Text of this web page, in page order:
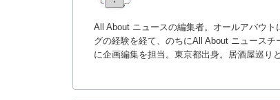
All About ニュースの編集者。オールアバウ
グの経験を経て、のちにAll About ニュース
に企画編集を担当。東京都出身。居酒屋巡り